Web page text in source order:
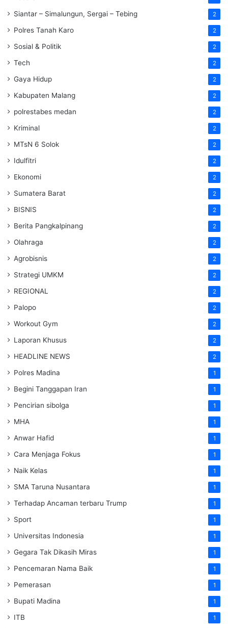
Siantar – Simalungun, Sergai – Tebing 2
Polres Tanah Karo 2
Sosial & Politik 2
Tech 2
Gaya Hidup 2
Kabupaten Malang 2
polrestabes medan 2
Kriminal 2
MTsN 6 Solok 2
Idulfitri 2
Ekonomi 2
Sumatera Barat 2
BISNIS 2
Berita Pangkalpinang 2
Olahraga 2
Agrobisnis 2
Strategi UMKM 2
REGIONAL 2
Palopo 2
Workout Gym 2
Laporan Khusus 2
HEADLINE NEWS 2
Polres Madina 1
Begini Tanggapan Iran 1
Pencirian sibolga 1
MHA 1
Anwar Hafid 1
Cara Menjaga Fokus 1
Naik Kelas 1
SMA Taruna Nusantara 1
Terhadap Ancaman terbaru Trump 1
Sport 1
Universitas Indonesia 1
Gegara Tak Dikasih Miras 1
Pencemaran Nama Baik 1
Pemerasan 1
Bupati Madina 1
ITB 1